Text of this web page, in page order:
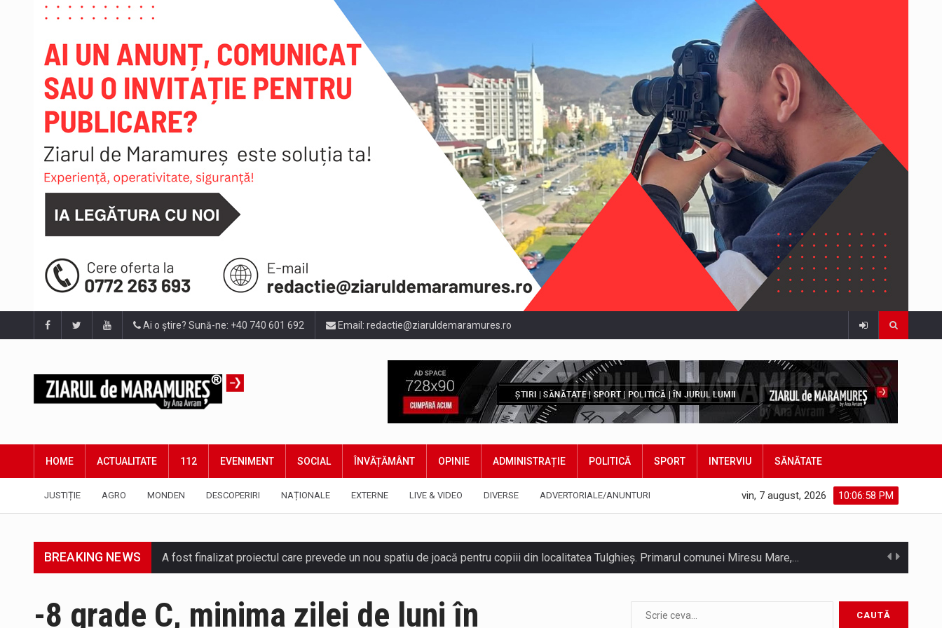
Ai o știre? Sună-ne: +40 740 601 692 Email: redactie@ziaruldemaramures.ro
HOME ACTUALITATE 112 EVENIMENT SOCIAL ÎNVĂȚĂMÂNT OPINIE ADMINISTRAȚIE POLITICĂ SPORT INTERVIU SĂNĂTATE
JUSTIȚIE AGRO MONDEN DESCOPERIRI NAȚIONALE EXTERNE LIVE & VIDEO DIVERSE ADVERTORIALE/ANUNTURI 10:06:59 PM
vin, 7 august, 2026
BREAKING NEWS A fost finalizat proiectul care prevede un nou spatiu de joacă pentru copiii din localitatea Tulghieș. Primarul comunei Miresu Mare,…
-8 grade C, minima zilei de luni în